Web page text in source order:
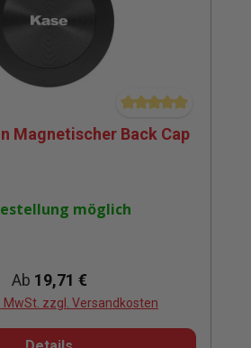
Sternen Durchschnittliche
Magnetischer Back Cap
möglich
Regulärer Preis:
Ab 19,71 €
MwSt. zzgl. Versandkosten